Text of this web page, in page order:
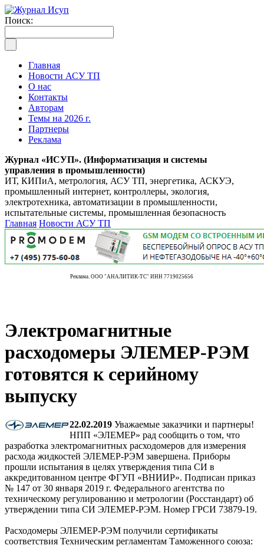
Поиск:
Главная
Новости АСУ ТП
О нас
Контакты
Авторам
Темы на 2026 г.
Партнеры
Реклама
Журнал «ИСУП». (Информатизация и системы
управления в промышленности)
ИТ, КИПиА, метрология, АСУ ТП, энергетика, АСКУЭ,
промышленный интернет, контроллеры, экология,
электротехника, автоматизации в промышленности,
испытательные системы, промышленная безопасность
Главная Новости АСУ ТП
Реклама. ООО "АНАЛИТИК-ТС" ИНН 7719025656
Электромагнитные
расходомеры ЭЛЕМЕР-РЭМ
готовятся к серийному
выпуску
22.02.2019 Уважаемые заказчики и партнеры!
НПП «ЭЛЕМЕР» рад сообщить о том, что
разработка электромагнитных расходомеров для измерения
расхода жидкостей ЭЛЕМЕР-РЭМ завершена. Приборы
прошли испытания в целях утверждения типа СИ в
аккредитованном центре ФГУП «ВНИИР». Подписан приказ
№ 147 от 30 января 2019 г. Федерального агентства по
техническому регулированию и метрологии (Росстандарт) об
утверждении типа СИ ЭЛЕМЕР-РЭМ. Номер ГРСИ 73879-19.
Расходомеры ЭЛЕМЕР-РЭМ получили сертификаты
соответствия Техническим регламентам Таможенного союза: